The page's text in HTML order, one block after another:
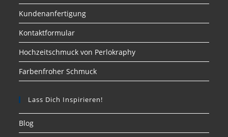
Kundenanfertigung
Kontaktformular
Hochzeitschmuck von Perlokraphy
Farbenfroher Schmuck
Lass Dich Inspirieren!
Blog